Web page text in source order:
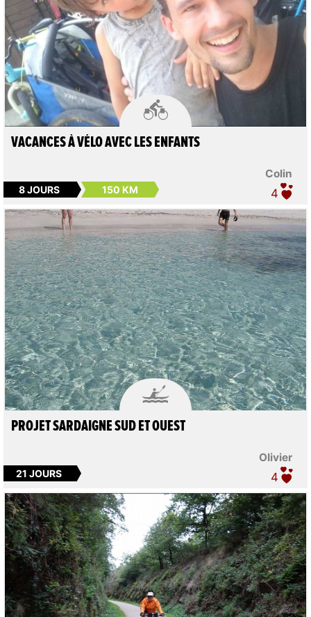

Colin
VACANCES À VÉLO AVEC LES ENFANTS
8 JOURS 150 KM 4

Olivier
PROJET SARDAIGNE SUD ET OUEST
21 JOURS 4